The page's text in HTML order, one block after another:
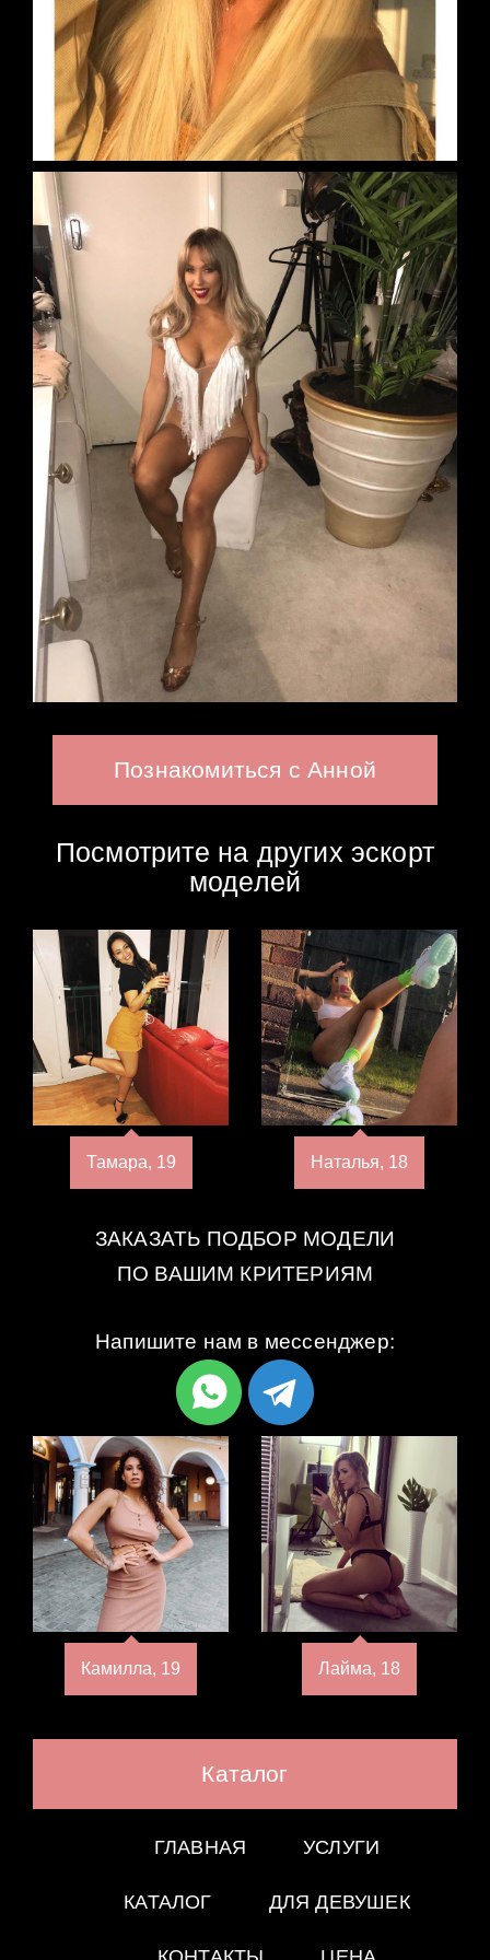
Познакомиться с Анной
Посмотрите на других эскорт
моделей
Тамара, 19 Наталья, 18
ЗАКАЗАТЬ ПОДБОР МОДЕЛИ
ПО ВАШИМ КРИТЕРИЯМ
Напишите нам в мессенджер:
Камилла, 19 Лайма, 18
Каталог
ГЛАВНАЯ УСЛУГИ
КАТАЛОГ ДЛЯ ДЕВУШЕК